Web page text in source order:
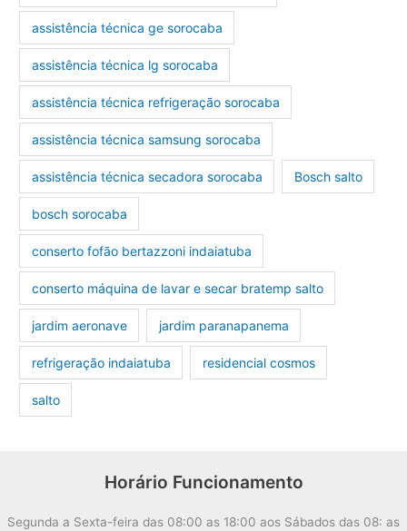
assistência técnica ge sorocaba
assistência técnica lg sorocaba
assistência técnica refrigeração sorocaba
assistência técnica samsung sorocaba
assistência técnica secadora sorocaba Bosch salto
bosch sorocaba
conserto fofão bertazzoni indaiatuba
conserto máquina de lavar e secar bratemp salto
jardim aeronave jardim paranapanema
refrigeração indaiatuba residencial cosmos
salto
Horário Funcionamento
Segunda a Sexta-feira das 08:00 as 18:00 aos Sábados das 08: as